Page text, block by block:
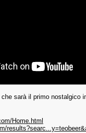
sarà il primo nostalgico
Home.html